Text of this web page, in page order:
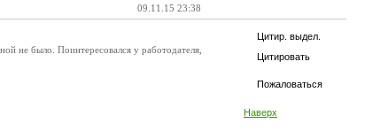
09.11.15 23:38
Цитир. выдел.
Цитировать
Пожаловаться
Наверх
не было. Поинтересовался у работодателя,